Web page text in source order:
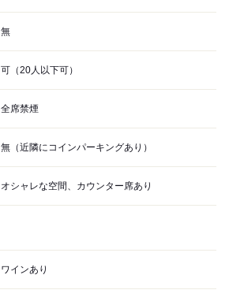
無
可（20人以下可）
全席禁煙
無（近隣にコインパーキングあり）
オシャレな空間、カウンター席あり
ワインあり